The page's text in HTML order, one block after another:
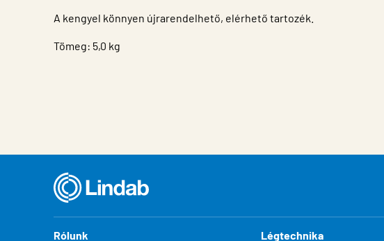
A kengyel könnyen újrarendelhető, elérhető tartozék.
Tömeg: 5,0 kg
Rólunk Légtechnika